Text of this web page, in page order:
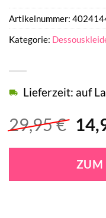
29,95€
Lieferzeit: auf
ZUM
Artikelnummer:
Kategorie: